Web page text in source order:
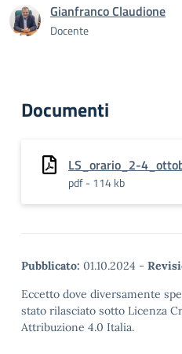
Gianfranco Claudione
Docente
Documenti
LS_orario_2-
pdf - 114 kb
Pubblicato: 01.10.2024 -
Eccetto dove diversamente
stato rilasciato sotto Licenza
Attribuzione 4.0 Italia.